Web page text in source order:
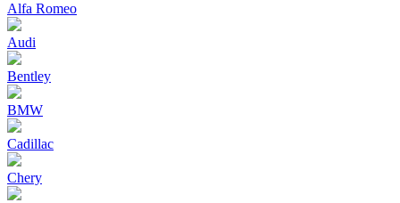
Alfa Romeo
Audi
Bentley
BMW
Cadillac
Chery